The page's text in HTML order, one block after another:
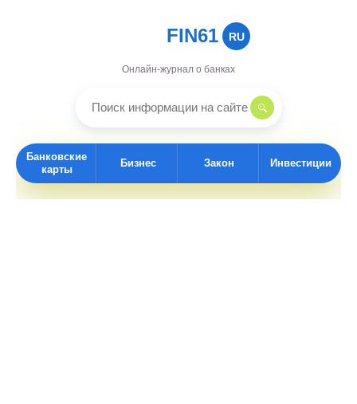
FIN61 RU
Онлайн-журнал о банках
Банковские
карты
Бизнес Закон Инвестиции